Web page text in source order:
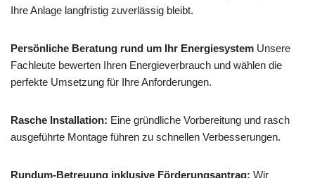
Ihre Anlage langfristig zuverlässig bleibt.
Persönliche Beratung rund um Ihr Energiesystem Unsere
Fachleute bewerten Ihren Energieverbrauch und wählen die
perfekte Umsetzung für Ihre Anforderungen.
Rasche Installation: Eine gründliche Vorbereitung und rasch
ausgeführte Montage führen zu schnellen Verbesserungen.
Rundum-Betreuung inklusive Förderungsantrag: Wir